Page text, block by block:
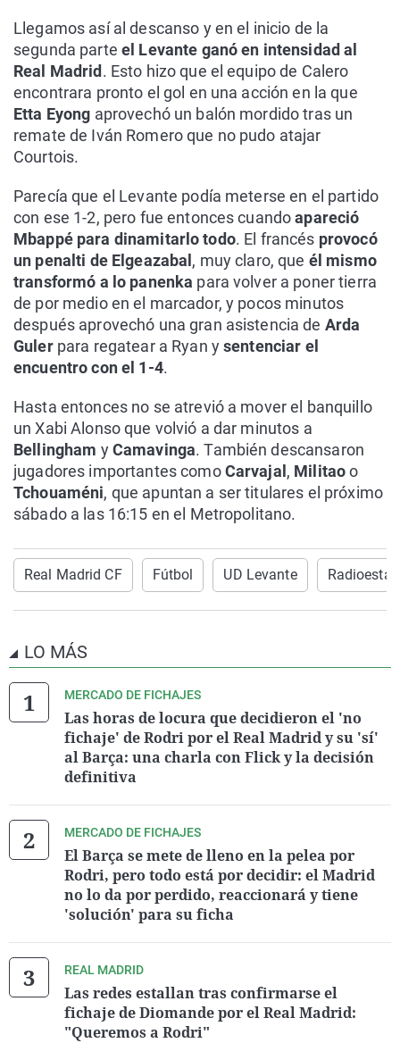
Llegamos así al descanso y en el inicio de la
segunda parte el Levante ganó en intensidad al
Real Madrid . Esto hizo que el equipo de Calero
encontrara pronto el gol en una acción en la que
Etta Eyong aprovechó un balón mordido tras un
remate de Iván Romero que no pudo atajar
Courtois.
Parecía que el Levante podía meterse en el partido
con ese 1-2, pero fue entonces cuandoapareció
Mbappé para dinamitarlo todo. El francés provocó
un penalti de Elgeazabal , muy claro, que él mismo
transformó a lo panenka para volver a poner tierra
de por medio en el marcador, y pocos minutos
después aprovechó una gran asistencia de Arda
Gulerpara regatear a Ryan ysentenciar el
encuentro con el 1-4.
Hasta entonces no se atrevió a mover el banquillo
un Xabi Alonso que volvió a dar minutos a
Bellingham yCamavinga. También descansaron
jugadores importantes comoCarvajal , Militaoo
Tchouaméni, que apuntan a ser titulares el próximo
sábado a las 16:15 en el Metropolitano.
Real Madrid CF Fútbol UD Levante
LO MÁS
MERCADO DE FICHAJES
Las horas de locura que decidieron el 'no
fichaje' de Rodri por el Real Madrid y su 'sí'
al Barça: una charla con Flick y la decisión
definitiva
MERCADO DE FICHAJES
El Barça se mete de lleno en la pelea por
Rodri, pero todo está por decidir: el Madrid
no lo da por perdido, reaccionará y tiene
'solución' para su ficha
REAL MADRID
Las redes estallan tras confirmarse el
fichaje de Diomande por el Real Madrid:
"Queremos a Rodri"